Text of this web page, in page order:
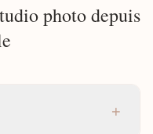
photo depuis
+